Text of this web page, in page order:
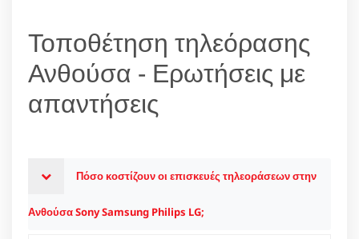
Τοποθέτηση τηλεόρασης
Ανθούσα - Ερωτήσεις με
απαντήσεις
Πόσο κοστίζουν οι επισκευές τηλεοράσεων στην
Ανθούσα Sony Samsung Philips LG;